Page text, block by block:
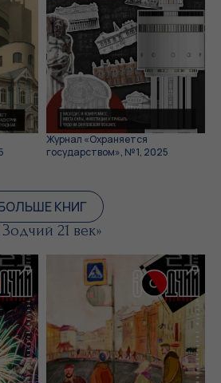
Журнал «Охраняется
государством», № 1, 2025
КНИГ
21 век»